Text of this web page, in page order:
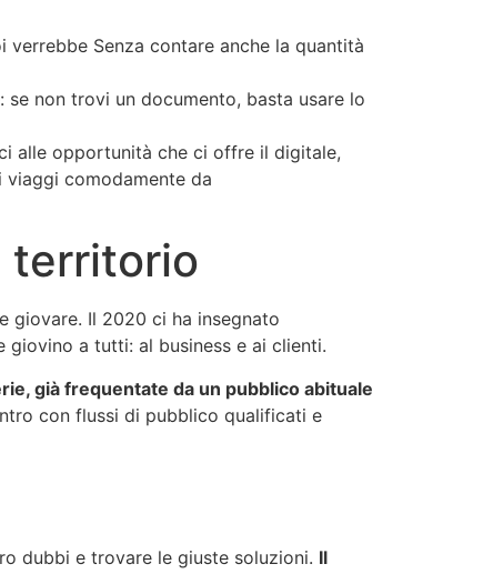
Senza contare anche la quantità
non trovi un documento, basta usare lo
alle opportunità che ci offre il digitale,
comodamente da
territorio
giovare. Il 2020 ci ha insegnato
giovino a tutti: al business e ai clienti.
già frequentate da un pubblico abituale
con flussi di pubblico qualificati e
dubbi e trovare le giuste soluzioni. Il